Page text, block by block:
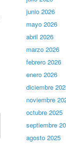
junio 2026
mayo 2026
abril 2026
marzo 2026
febrero 2026
enero 2026
diciembre
noviembre
octubre 2025
septiembre
agosto 2025